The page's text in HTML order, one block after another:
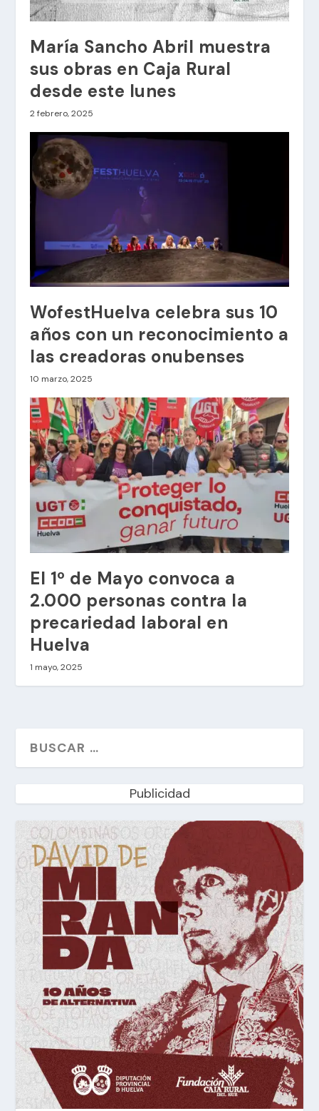
María Sancho Abril muestra
sus obras en Caja Rural
desde este lunes
2 febrero, 2025
WofestHuelva celebra sus 10
años con un reconocimiento a
las creadoras onubenses
10 marzo, 2025
El 1º de Mayo convoca a
2.000 personas contra la
precariedad laboral en
Huelva
1 mayo, 2025
Publicidad